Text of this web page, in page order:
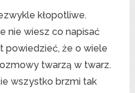
kłopotliwe.
nie wiesz co napisać
powiedzieć, że o wiele
twarzą w twarz.
wszystko brzmi tak